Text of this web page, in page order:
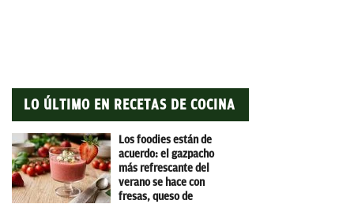
LO ÚLTIMO EN RECETAS DE COCINA
Los foodies están de
acuerdo: el gazpacho
más refrescante del
verano se hace con
fresas, queso de